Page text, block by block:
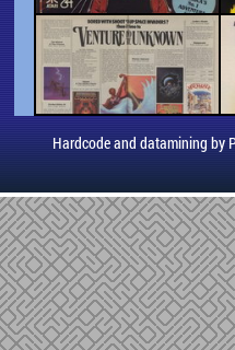
Hardcode and datamining by